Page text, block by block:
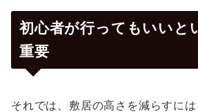
初心者が行ってもいいと
重要
それでは、敷居の高さを減らすに